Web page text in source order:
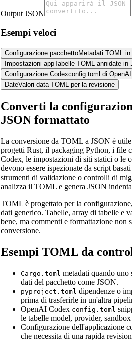
🔗 Related Tools
Length Converter
Convertitore di peso
Convertitore di temperatura
Convertitore di volume
Output JSON
Esempi veloci
Configurazione pacchettoMetadati TOML in
Impostazioni appTabelle TOML annidate in
Configurazione Codexconfig.toml di
DateValori data TOML per la revisione
Converti la
JSON formattato
La conversione da TOML a JSON è
progetti Rust, il packaging Python, i file
Codex, le impostazioni di siti statici o le
devono essere ispezionate da script
strumenti di validazione o controlli di
analizza il TOML e genera JSON
TOML è progettato per la
dati generico. Tabelle, array di tabelle e
bene, ma commenti e formattazione non
conversione.
Esempi TOML da
Cargo.toml metadati quando uno
dati del pacchetto come JSON.
pyproject.toml dipendenze o
prima di trasferirle in un'altra
OpenAI Codex config.toml
le tabelle model, provider,
Configurazione dell'applicazione
che necessita di una rapida